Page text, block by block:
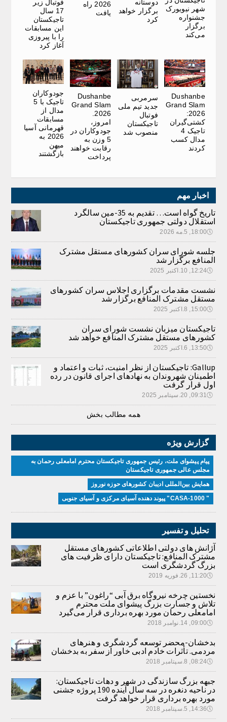
شهر نیویورک
جشنواره‌
برگزار
می‌کند
دوستانه
برگزار خواهد
کرد
2026 راه
یافت
فوتبال زیر
17 سال
تاجیکستان
این مسابقات
را با پیروزی
آغاز کرد
Dushanbe
Grand Slam
2026:
کشتی‌گیران
تاجیک 4
مدال کسب
کردند
سرمربی
جدید تیم ملی
فوتبال
تاجیکستان
منصوب شد
Dushanbe
Grand Slam
امروز،
جودوکاران در
5 وزن به
رقابت خواهند
پرداخت
جودوکاران
تاجیک با 5
مدال از
مسابقات
قهرمانی آسیا
2026 به
میهن
بازگشتند
اخبار مهم
تاریخ گواه است… تقدیم به 35-مین سالگرد
استقلال دولتی جمهوری تاجیکستان
🕔18:00, 5.مه 2026
جلسه شورای سران کشورهای مستقل مشترک
المنافع برگزار شد
🕔12:24, 10.اکتبر 2025
نشست مقدمات برگزاری اجلاس سران کشورهای
مستقل مشترک المنافع برگزار شد
🕔15:00, 8.اکتبر 2025
تاجیکستان میزبان نشست شورای سران
کشورهای مستقل مشترک المنافع خواهد شد
🕔13:50, 6.اکتبر 2025
Gallup: تاجیکستان از نظر امنیت، ثبات و اعتماد و
اطمینان شهروندان به نهادهای اجرای قانون در رده
اول قرار گرفت
🕔09:31, 20.سپتامبر 2025
همه مطالب بخش
گزارش ویژه
پیام پیشوای ملت، رئیس جمهوری تاجیکستان محترم امامعلی رحمان به
مجلس عالی جمهوری تاجیکستان
همایش بین‌المللی ادیبان کشور‌های حوزه نوروز
" CASA-1000" پیوند دهنده آسیای مرکزی و آسیای جنوبی
تحلیل و تفسیر
آژانش های دولتی اطلاعاتی کشورهای مستقل
مشترک المنافع: تاجیکستان دارای ظرفیت های
بزرگ گردشگری است
🕔11:20, 26.فوریه 2019
نخستین چرخه نیروگاه برق آبی “راغون” با عزم و
تلاش و جسارت بزرگ پیشوای ملت محترم
امامعلی رحمان مورد بهره برداری قرار می‌گیرد
🕔09:00, 14.نوامبر 2018
بدخشان-محضر توسعه گردشگری و هنرهای
مردمی. تأثرات خادم ادبی خاور از سفر به بدخشان
🕔08:24, 8.سپتامبر 2018
جبهه بزرگ سازندگی در شهر و دهات تاجیکستان:
در ناحیه دنغره در سه سال آینده 190 پروژه جشنی
مورد بهره برداری قرار خواهد گرفت
🕔14:36, 5.سپتامبر 2018